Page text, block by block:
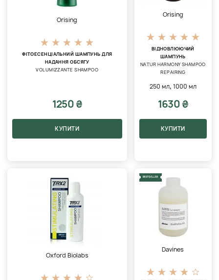
Orising
ФІТОЕСЕНЦІАЛЬНИЙ ШАМПУНЬ ДЛЯ
НАДАННЯ ОБСЯГУ
VOLUMIZZANTE SHAMPOO
1250 ₴
КУПИТИ
Orising
ВІДНОВЛЮЮЧИЙ
ШАМПУНЬ
NATUR HARMONY SHAMPOO
REPAIRING
250 мл, 1000 мл
1630 ₴
КУПИТИ
Oxford Biolabs
BESTSELLER
Davines